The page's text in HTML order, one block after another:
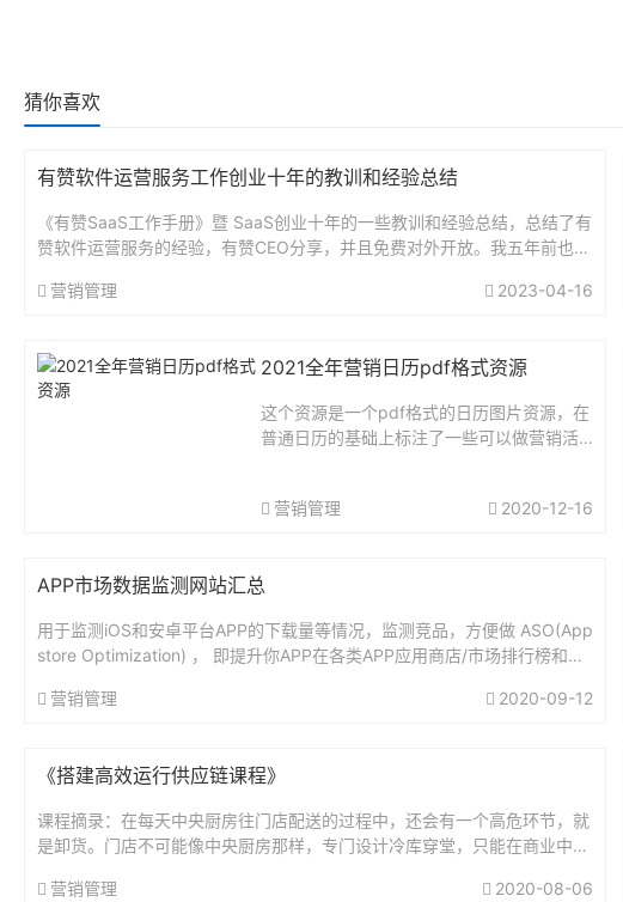
猜你喜欢
有赞软件运营服务工作创业十年的教训和经验总结
《有赞SaaS工作手册》暨 SaaS创业十年的一些教训和经验总结，总结了有
赞软件运营服务的经验，有赞CEO分享，并且免费对外开放。我五年前也给
营销管理
2023-04-16
2021全年营销日历pdf格式资源
这个资源是一个pdf格式的日历图片资源，在
普通日历的基础上标注了一些可以做营销活
营行业的人必备。资源大小：9.95M网盘...
营销管理 2020-12-16
APP市场数据监测网站汇总
用于监测iOS和安卓平台APP的下载量等情况，监测竞品，方便做 ASO(App
store Optimization) ， 即提升你APP在各类APP应用商店/市场排行榜和搜
营销管理
2020-09-12
《搭建高效运行供应链课程》
课程摘录：在每天中央厨房往门店配送的过程中，还会有一个高危环节，就
是卸货。门店不可能像中央厨房那样，专门设计冷库穿堂，只能在商业中心
数...营销管理 2020-08-06